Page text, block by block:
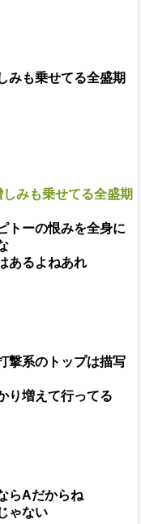
みも乗せてる全盛期
みも乗せてる全盛期
トーの恨みを全身に
あるよねあれ
撃系のトップは描写
り増えて行ってる
らAだからね
ゃない